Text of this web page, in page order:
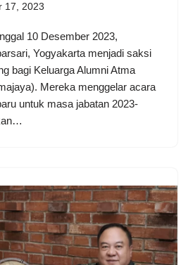
17, 2023
10 Desember 2023,
Yogyakarta menjadi saksi
bagi Keluarga Alumni Atma
Mereka menggelar acara
untuk masa jabatan 2023-